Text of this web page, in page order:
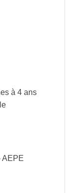
à 4 ans
AEPE